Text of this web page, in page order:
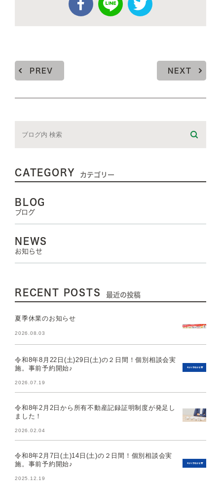
PREV NEXT
CATEGORY カテゴリー
BLOG
ブログ
NEWS
お知らせ
RECENT POSTS 最近の投稿
夏季休業のお知らせ
2026.08.03
令和8年8月22日(土)29日(土)の２日間！個別相談会実
施。事前予約開始♪
2026.07.19
令和8年2月2日から所有不動産記録証明制度が発足し
ました！
2026.02.04
令和8年2月7日(土)14日(土)の２日間！個別相談会実
施。事前予約開始♪
2025.12.19